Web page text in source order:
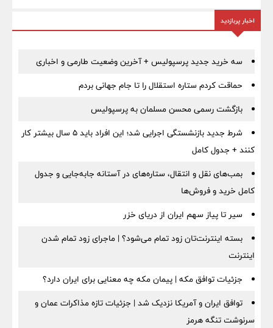
اخبار پربازدید
سه خرید جدید پرسپولیس + آخرین وضعیت طارمی و اخباری
حماقت کردم ستاره استقلال را تا جام جهانی بردم
بازگشت رسمی محسن مسلمان به پرسپولیس
شرط جدید بازنشستگی اجرایی شد؛ این افراد باید ۵ سال بیشتر کار
کنند + جدول کامل
بمب‌های نقل و انتقال، ستاره‌های در آستانه جابه‌جایی و جدول
کامل خرید و فروش‌ها
سیر تا پیاز سهم ایران از دریای خزر
بسته اینترنت‌تان زود تمام می‌شود؟ | ماجرای زود تمام شدن
اینترنت
جزئیات توافق مکه | پیمان مکه چه معنایی برای ایران دارد؟
توافق ایران و آمریکا نزدیک شد | جزئیات تازه مذاکرات عمان و
سرنوشت تنگه هرمز